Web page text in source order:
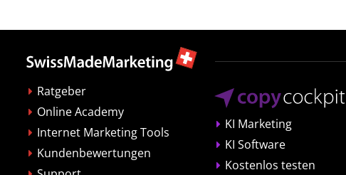
Ratgeber
Online Academy
Internet Marketing Tools
Kundenbewertungen
KI Marketing
KI Software
Kostenlos testen